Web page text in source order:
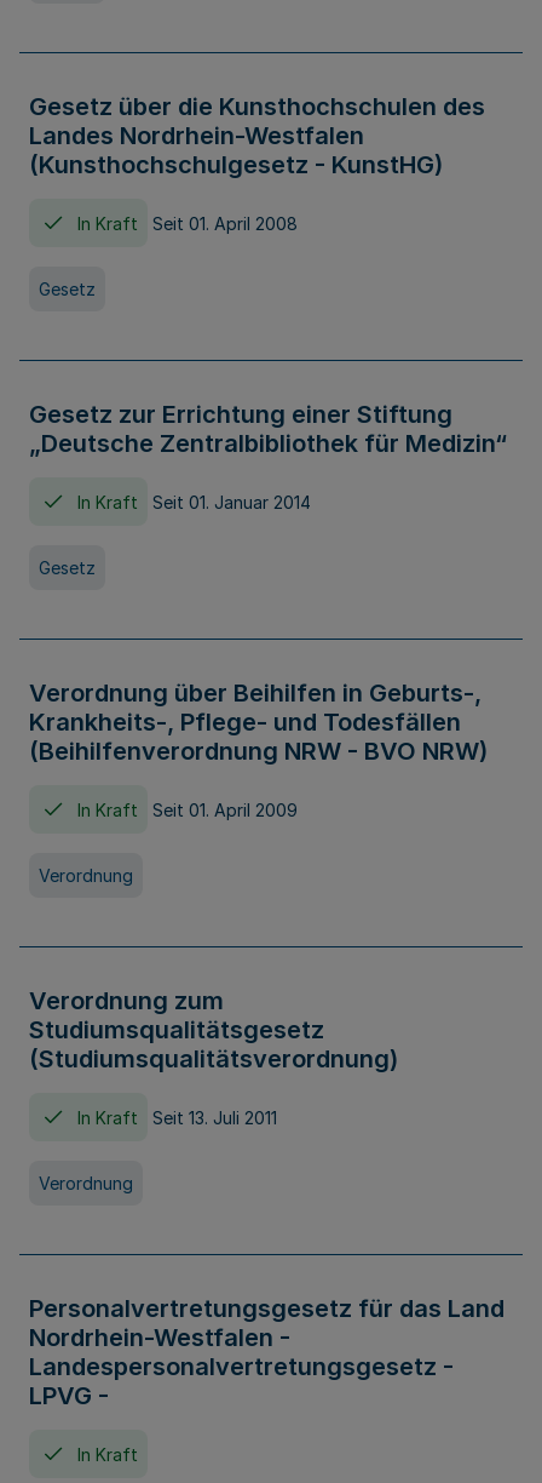
Gesetz über die Kunsthochschulen des
Landes Nordrhein-Westfalen
(Kunsthochschulgesetz - KunstHG)
In Kraft Seit 01. April 2008
Gesetz
Gesetz zur Errichtung einer Stiftung
„Deutsche Zentralbibliothek für Medizin“
In Kraft Seit 01. Januar 2014
Gesetz
Verordnung über Beihilfen in Geburts-,
Krankheits-, Pflege- und Todesfällen
(Beihilfenverordnung NRW - BVO NRW)
In Kraft Seit 01. April 2009
Verordnung
Verordnung zum
Studiumsqualitätsgesetz
(Studiumsqualitätsverordnung)
In Kraft Seit 13. Juli 2011
Verordnung
Personalvertretungsgesetz für das Land
Nordrhein-Westfalen -
Landespersonalvertretungsgesetz -
LPVG -
In Kraft